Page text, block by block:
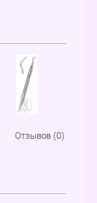
Отзывов (0)